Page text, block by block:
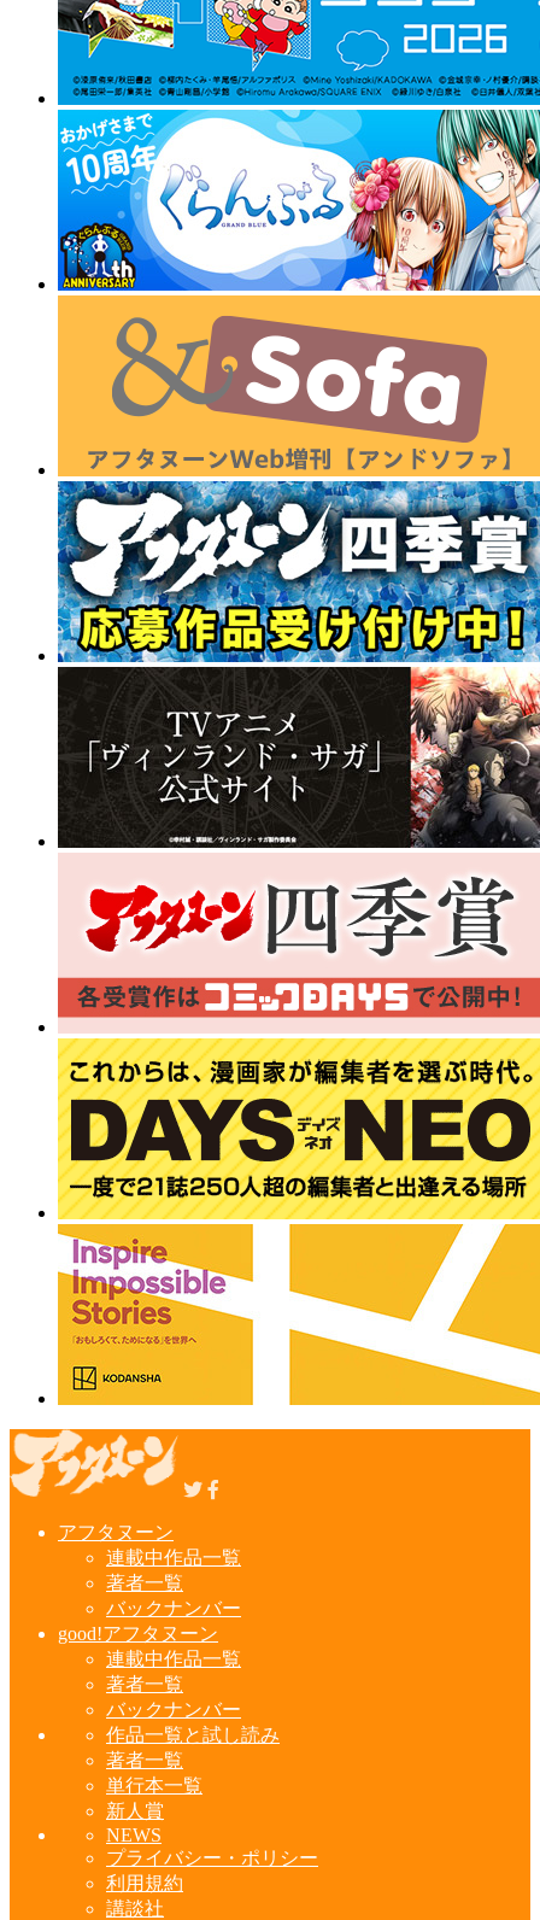
アフタヌーン
連載中作品一覧
著者一覧
バックナンバー
good!アフタヌーン
連載中作品一覧
著者一覧
バックナンバー
作品一覧と試し読み
著者一覧
単行本一覧
新人賞
NEWS
プライバシー・ポリシー
利用規約
講談社